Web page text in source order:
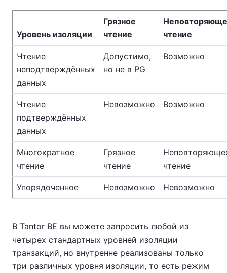
Уровень изоляции
Грязное
чтение
чтение
Чтение
неподтверждённых
данных
Допустимо,
но не в PG
Возможно
Чтение
подтверждённых
данных
Невозможно Возможно
Многократное
чтение
Грязное
чтение
чтение
Упорядоченное Невозможно Невозможно
В Tantor BE вы можете запросить любой из
четырех стандартных уровней изоляции
транзакций, но внутренне реализованы только
три различных уровня изоляции, то есть режим